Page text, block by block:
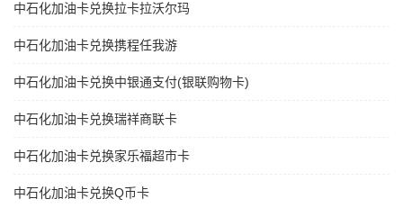
中石化加油卡兑换拉卡拉沃尔玛
中石化加油卡兑换携程任我游
中石化加油卡兑换中银通支付(银联购物卡)
中石化加油卡兑换瑞祥商联卡
中石化加油卡兑换家乐福超市卡
中石化加油卡兑换Q币卡